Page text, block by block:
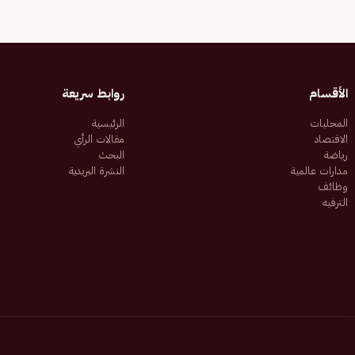
الأقسام
المحليات
الاقتصاد
رياضة
مدارات عالمية
وظائف
الترفيه
روابط سريعة
الرئيسية
مقالات الرأي
البحث
النشرة البريدية